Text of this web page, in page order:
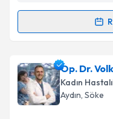
Randevu
Op. Dr. Kadriye
takvimi talebi
almanız için bir
bilgilendireceğiz.
Op. Dr.
Kadın
Aydın, Söke